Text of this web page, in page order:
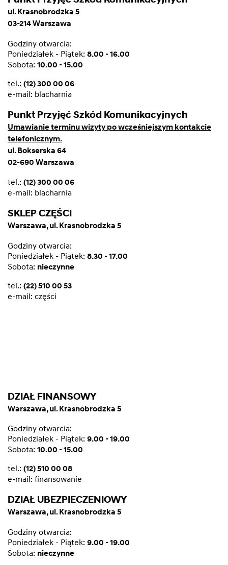
ul. Krasnobrodzka 5
03-214 Warszawa
Godziny otwarcia:
Poniedziałek - Piątek: 8.00 - 16.00
Sobota: 10.00 - 15.00
tel.: (12) 300 00 06
e-mail: blacharnia
Punkt Przyjęć Szkód Komunikacyjnych
Umawianie terminu wizyty po wcześniejszym kontakcie
telefonicznym.
ul. Bokserska 64
02-690 Warszawa
tel.: (12) 300 00 06
e-mail: blacharnia
SKLEP CZĘŚCI
Warszawa, ul. Krasnobrodzka 5
Godziny otwarcia:
Poniedziałek - Piątek: 8.30 - 17.00
Sobota: nieczynne
tel.: (22) 510 00 53
e-mail: części
DZIAŁ FINANSOWY
Warszawa, ul. Krasnobrodzka 5
Godziny otwarcia:
Poniedziałek - Piątek: 9.00 - 19.00
Sobota: 10.00 - 15.00
tel.: (12) 510 00 08
e-mail: finansowanie
DZIAŁ UBEZPIECZENIOWY
Warszawa, ul. Krasnobrodzka 5
Godziny otwarcia:
Poniedziałek - Piątek: 9.00 - 19.00
Sobota: nieczynne